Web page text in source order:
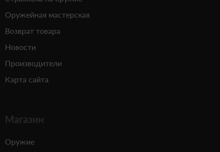
Оружейная мастерская
Возврат товара
Новости
Производители
Карта сайта
Магазин
Оружие